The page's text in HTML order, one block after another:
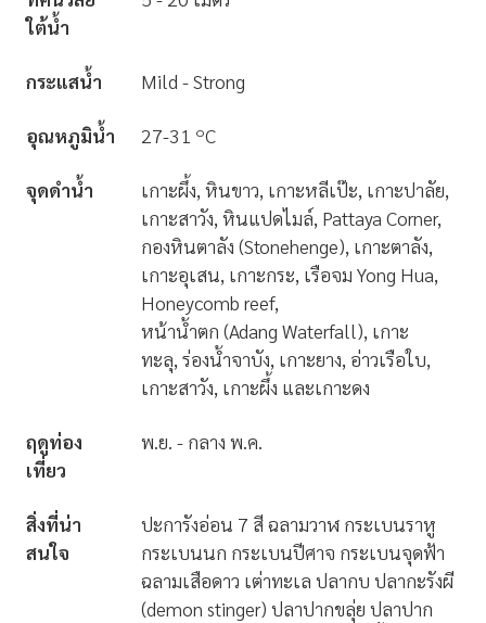
ใต้น้ำ
กระแสน้ำ Mild - Strong
อุณหภูมิน้ำ 27-31 ๐C
จุดดำน้ำ
เกาะผึ้ง, หินขาว, เกาะหลีเป๊ะ, เกาะปาลัย,
เกาะสาวัง, หินแปดไมล์, Pattaya Corner,
กองหินตาลัง (Stonehenge), เกาะตาลัง,
เกาะอุเสน, เกาะกระ, เรือจม Yong Hua,
Honeycomb reef,
หน้าน้ำตก (Adang Waterfall), เกาะ
ทะลุ, ร่องน้ำจาบัง, เกาะยาง, อ่าวเรือใบ,
เกาะสาวัง, เกาะผึ้ง และเกาะดง
ฤดูท่อง
เที่ยว
พ.ย. - กลาง พ.ค.
สิ่งที่น่า
สนใจ
ปะการังอ่อน 7 สี ฉลามวาฬ กระเบนราหู
กระเบนนก กระเบนปีศาจ กระเบนจุดฟ้า
ฉลามเสือดาว เต่าทะเล ปลากบ ปลากะรังผี
(demon stinger) ปลาปากขลุ่ย ปลาปาก